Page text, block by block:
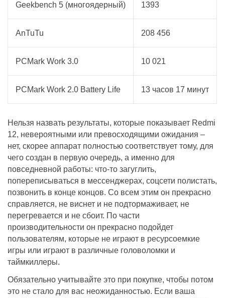
Geekbench 5 (многоядерный) 1393
AnTuTu 208 456
PCMark Work 3.0 10 021
PCMark Work 2.0 Battery Life 13 часов 17 минут
Нельзя назвать результаты, которые показывает Redmi
12, невероятными или превосходящими ожидания –
нет, скорее аппарат полностью соответствует тому, для
чего создан в первую очередь, а именно для
повседневной работы: что-то загуглить,
попереписываться в мессенджерах, соцсети полистать,
позвонить в конце концов. Со всем этим он прекрасно
справляется, не виснет и не подтормаживает, не
перегревается и не сбоит. По части
производительности он прекрасно подойдет
пользователям, которые не играют в ресурсоемкие
игры или играют в различные головоломки и
таймкиллеры.
Обязательно учитывайте это при покупке, чтобы потом
это не стало для вас неожиданностью. Если ваша